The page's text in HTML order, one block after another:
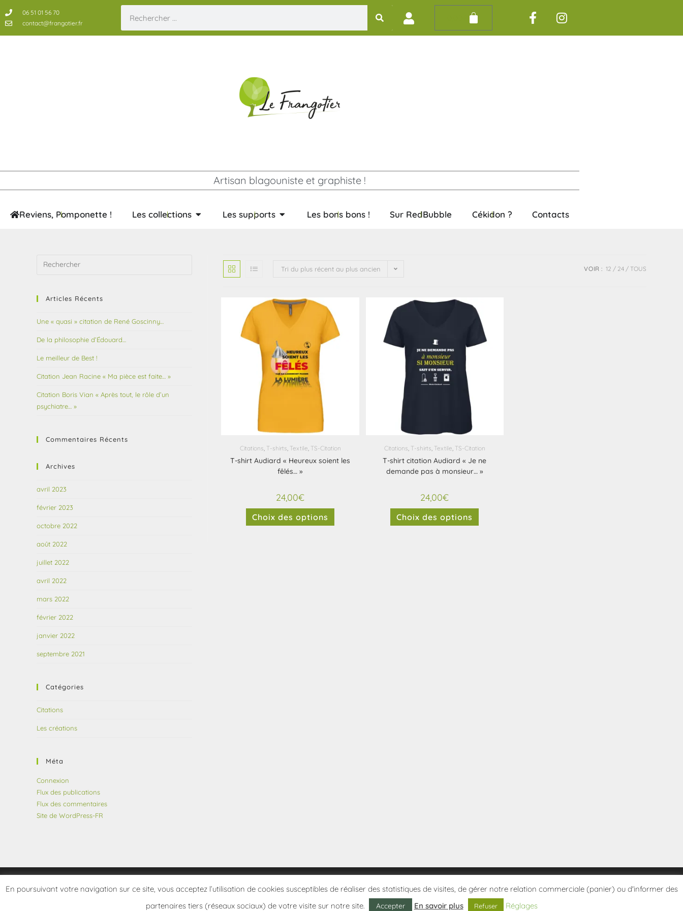
06 51 01 56 70
contact@frangotier.fr
Artisan blagouniste et graphiste !
Reviens, Pomponette ! Les collections Les supports Les bons bons ! Sur RedBubble Cékidon ? Contacts
Tri du plus récent au plus ancien VOIR : 12 24 TOUS
Citations, T-shirts, Textile, TS-Citation
T-shirt Audiard « Heureux soient les
fêlés… »
24,00€
Choix des options
Citations, T-shirts, Textile, TS-Citation
T-shirt citation Audiard « Je ne
demande pas à monsieur… »
24,00€
Choix des options
Articles Récents
Une « quasi » citation de René Goscinny…
De la philosophie d’Édouard…
Le meilleur de Best !
Citation Jean Racine « Ma pièce est faite… »
Citation Boris Vian « Après tout, le rôle d’un
psychiatre… »
Commentaires Récents
Archives
avril 2023
février 2023
octobre 2022
août 2022
juillet 2022
avril 2022
mars 2022
février 2022
janvier 2022
septembre 2021
Catégories
Citations
Les créations
Méta
Connexion
Flux des publications
Flux des commentaires
Site de WordPress-FR
Politique de confidentialité
Copyright 2026 - frangotier.fr - Site développé par Le Frangotier
En poursuivant votre navigation sur ce site, vous acceptez l’utilisation de cookies susceptibles de réaliser des statistiques de visites, de gérer notre relation commerciale (panier) ou d'informer des
partenaires tiers (réseaux sociaux) de votre visite sur notre site.
Accepter En savoir plus Refuser Réglages